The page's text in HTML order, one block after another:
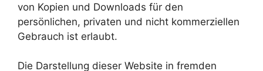
von Kopien und Downloads für den
persönlichen, privaten und nicht kommerziellen
Gebrauch ist erlaubt.
Die Darstellung dieser Website in fremden